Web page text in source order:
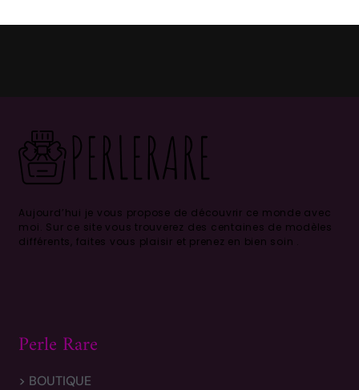
Aujourd’hui je vous propose de découvrir ce monde avec
moi. Sur ce site vous trouverez des centaines de modèles
différents, faites vous plaisir et prenez en bien soin .
Perle Rare
> BOUTIQUE